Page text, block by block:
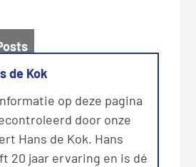
de Kok
op deze pagina
door onze
Hans de Kok. Hans
20 jaar ervaring en is dé